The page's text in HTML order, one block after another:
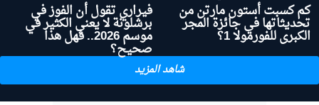
كم كسبت أستون مارتن من
تحديثاتها في جائزة المجر
الكبرى للفورمولا 1؟
فيراري تقول أن الفوز في
برشلونة لا يعني الكثير في
موسم 2026.. فهل هذا
صحيح؟
شاهد المزيد